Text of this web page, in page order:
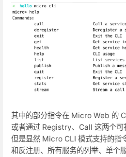
其中的部分指令在 Micro Web 的
或者通过 Registry、Call 这两个可
但是显然 Micro CLI 模式支持的指
和反注册、所有服务的列举、单个